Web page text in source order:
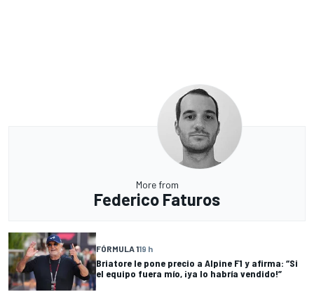
More from
Federico Faturos
FÓRMULA 119 h
Briatore le pone precio a Alpine F1 y afirma: “Si
el equipo fuera mío, ¡ya lo habría vendido!”